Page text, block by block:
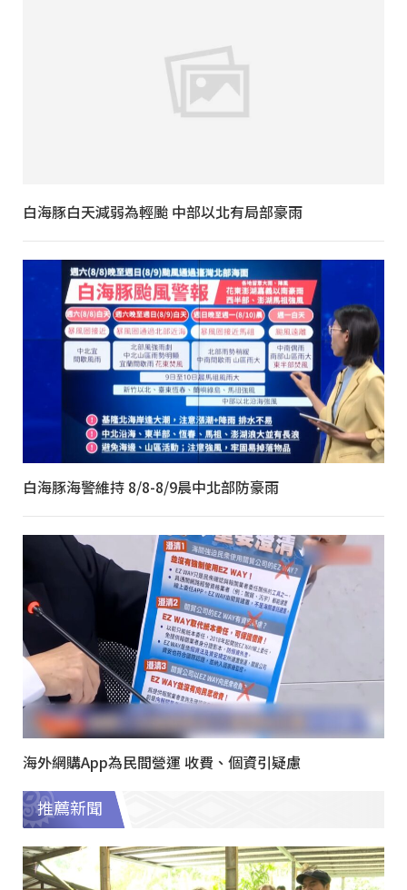
白海豚白天減弱為輕颱 中部以北有局部豪雨
白海豚海警維持 8/8-8/9晨中北部防豪雨
海外網購App為民間營運 收費、個資引疑慮
推薦新聞